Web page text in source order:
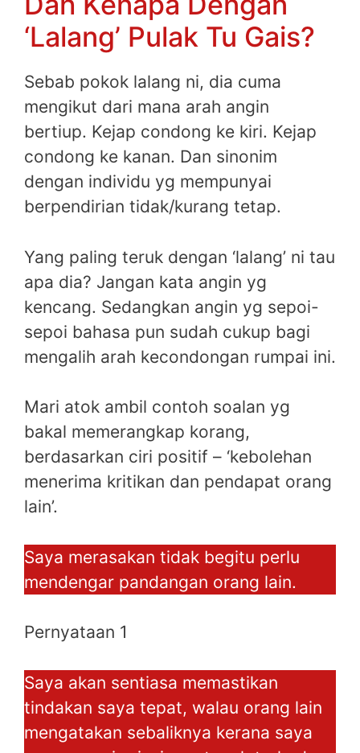
‘Lalang’ Pulak Tu Gais?
Sebab pokok lalang ni, dia cuma
mengikut dari mana arah angin
bertiup. Kejap condong ke kiri. Kejap
condong ke kanan. Dan sinonim
dengan individu yg mempunyai
berpendirian tidak/kurang tetap.
Yang paling teruk dengan ‘lalang’ ni tau
apa dia? Jangan kata angin yg
kencang. Sedangkan angin yg sepoi-
sepoi bahasa pun sudah cukup bagi
mengalih arah kecondongan rumpai ini.
Mari atok ambil contoh soalan yg
bakal memerangkap korang,
berdasarkan ciri positif – ‘kebolehan
menerima kritikan dan pendapat orang
lain’.
Saya merasakan tidak begitu perlu
mendengar pandangan orang lain.
Pernyataan 1
Saya akan sentiasa memastikan
tindakan saya tepat, walau orang lain
mengatakan sebaliknya kerana saya